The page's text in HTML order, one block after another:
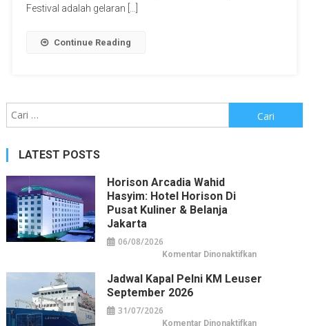
Festival adalah gelaran […]
Continue Reading
untuk:
LATEST POSTS
Horison Arcadia Wahid
Hasyim: Hotel Horison Di
Pusat Kuliner & Belanja
Jakarta
06/08/2026
Komentar Dinonaktifkanpada
Wahid
Jadwal Kapal Pelni KM Leuser
September 2026
31/07/2026
Komentar Dinonaktifkanpada